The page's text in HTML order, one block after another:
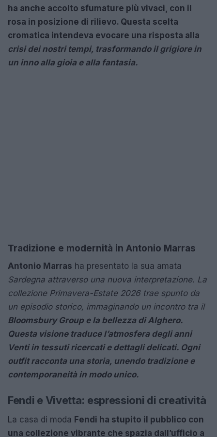
ha anche accolto sfumature più vivaci, con il
rosa in posizione di rilievo. Questa scelta
cromatica intendeva evocare una risposta alla
crisi dei nostri tempi, trasformando il grigiore in
un inno alla gioia e alla fantasia.
Tradizione e modernità in Antonio Marras
Antonio Marras ha presentato la sua amata
Sardegna attraverso una nuova interpretazione. La
collezione Primavera-Estate 2026 trae spunto da
un episodio storico, immaginando un incontro tra il
Bloomsbury Group e la bellezza di Alghero.
Questa visione traduce l’atmosfera degli anni
Venti in tessuti ricercati e dettagli delicati. Ogni
outfit racconta una storia, unendo tradizione e
contemporaneità in modo unico.
Fendi e Vivetta: espressioni di creatività
La casa di moda Fendi ha stupito il pubblico con
una collezione vibrante che spazia dall’ufficio a